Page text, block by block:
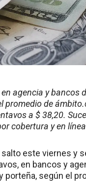
agencia y bancos
promedio de
a $ 38,20.
cobertura y en
salto este viernes y
en bancos y
porteña, según el